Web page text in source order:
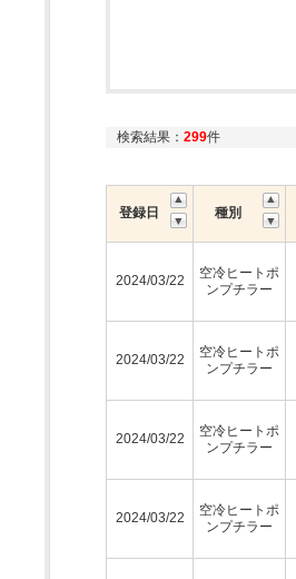
検索結果： 299件
登録日 種別
2024/03/22
空冷ヒートポ
ンプチラー
2024/03/22
空冷ヒートポ
ンプチラー
2024/03/22
空冷ヒートポ
ンプチラー
2024/03/22
空冷ヒートポ
ンプチラー